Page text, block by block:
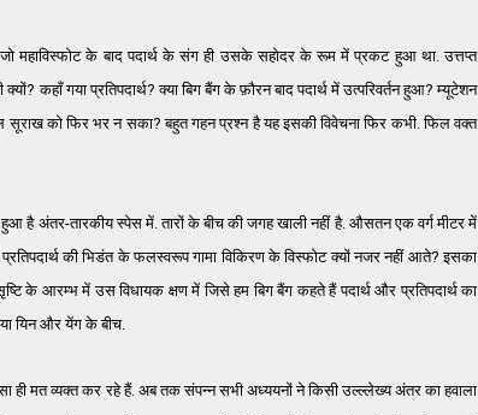
जो महाविस्फोट के बाद पदार्थ के संग ही उसके सहोदर के रूम में प्रकट हुआ था. उत्तप्त
कहाँ गया प्रतिपदार्थ? क्या बिग बैंग के फ़ौरन बाद पदार्थ में उत्परिवर्तन हुआ? म्यूटेशन
को फिर भर न सका? बहुत गहन प्रश्न है यह इसकी विवेचना फिर कभी. फिल वक्त
है अंतर-तारकीय स्पेस में. तारों के बीच की जगह खाली नहीं है. औसतन एक वर्ग मीटर में
की भिडंत के फलस्वरूप गामा विकिरण के विस्फोट क्यों नजर नहीं आते? इसका
के आरम्भ में उस विधायक क्षण में जिसे हम बिग बैंग कहते हैं पदार्थ और प्रतिपदार्थ का
यिन और येंग के बीच.
ही मत व्यक्त कर रहे हैं. अब तक संपन्न सभी अध्ययनों ने किसी उल्ल्लेख्य अंतर का हवाला